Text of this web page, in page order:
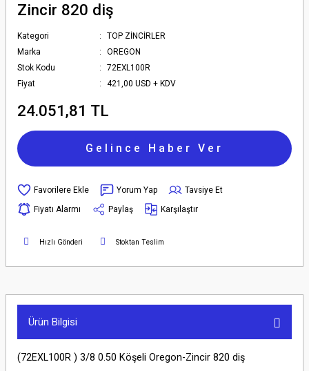
Zincir 820 diş
Kategori
TOP ZİNCİRLER
Marka
OREGON
Stok Kodu
72EXL100R
Fiyat
421,00 USD + KDV
24.051,81 TL
Gelince Haber Ver
Yorum Yap
Tavsiye Et
Fiyatı Alarmı
Paylaş Karşılaştır
Hızlı Gönderi Stoktan Teslim
Ürün Bilgisi
(72EXL100R ) 3/8 0.50 Köşeli Oregon-Zincir 820 diş